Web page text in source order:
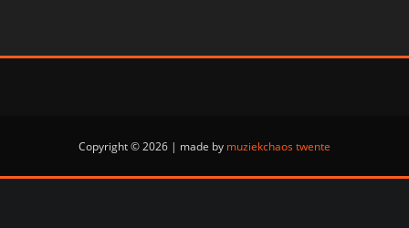
Copyright © 2026 | made by muziekchaos twente